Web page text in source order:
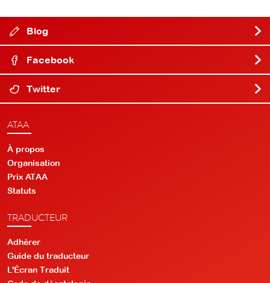
Blog
Facebook
Twitter
ATAA
À propos
Organisation
Prix ATAA
Statuts
TRADUCTEUR
Adhérer
Guide du traducteur
L'Écran Traduit